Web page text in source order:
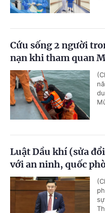
Cứu sống 2 người
nạn khi tham quan
Luật Dầu khí (sửa
với an ninh, quốc